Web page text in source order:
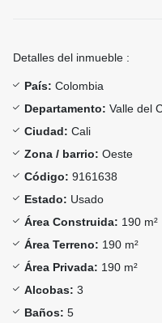
Detalles del inmueble :
País: Colombia
Departamento: Valle del
Ciudad: Cali
Zona / barrio: Oeste
Código: 9161638
Estado: Usado
Área Construida: 190 m²
Área Terreno: 190 m²
Área Privada: 190 m²
Alcobas: 3
Baños: 5